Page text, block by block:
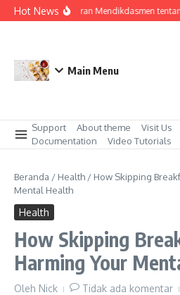
Lewati ke konten
Hot NewsSurat Edaran Mendikdasmen
Main Menu
Support About theme
Visit Us
Documentation
Video Tutorials
Beranda / Health / How Skipping
Mental Health
Health
How Skipping
Harming Your
Oleh Nick Tidak ada komentar